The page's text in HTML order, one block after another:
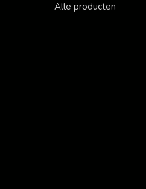
Alle producten